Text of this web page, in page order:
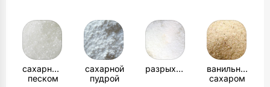
сахарным
песком
сахарной
пудрой
разрыхлителем
ванильным
сахаром